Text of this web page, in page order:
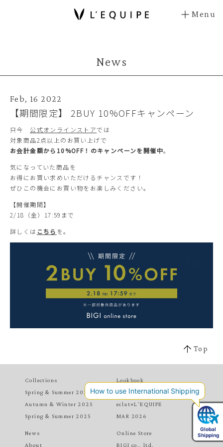
Menu
News
Feb, 16 2022
【期間限定】 2BUY 10%OFFキャンペーン
只今 公式オンラインストアでは
対象商品2点以上のお買い上げで
お会計金額から10%OFF！のキャンペーンを開催中。
気になっていた商品を
お得にお買い求めいただけるチャンスです！
ぜひこの機会にお買い物をお楽しみください。
【開催期間】
2/18（金）17:59まで
詳しくは こちら を。
Top
Collections
Spring & Summer 2026
Autumn & Winter 2025
Spring & Summer 2025
Lookbook
MAY 2026
eclat×L'EQUIPE
MAR 2026
News
About
Online Store
BIGI co., ltd.